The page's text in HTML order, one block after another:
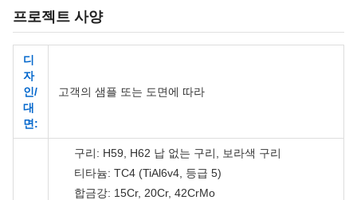
프로젝트 사양
디
자
인/
대
면:
고객의 샘플 또는 도면에 따라
구리: H59, H62 납 없는 구리, 보라색 구리
티타늄: TC4 (TiAl6v4, 등급 5)
합금강: 15Cr, 20Cr, 42CrMo